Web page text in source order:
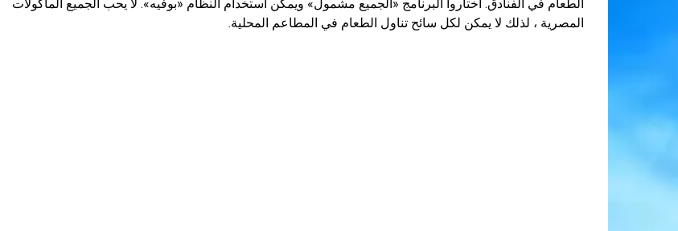
الطعام في الفنادق. اختاروا البرنامج «الجميع مشمول» ويمكن استخدام النظام «بوفيه». لا يحب الجميع المأكولات
المصرية ، لذلك لا يمكن لكل سائح تناول الطعام في المطاعم المحلية.